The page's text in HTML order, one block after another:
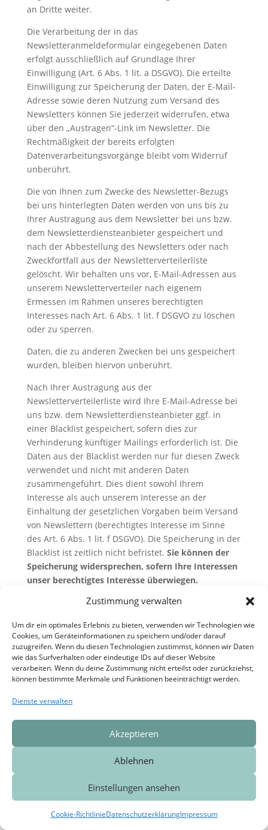
Zustimmung verwalten
Um dir ein optimales Erlebnis zu bieten, verwenden wir Technologien wie
Cookies, um Geräteinformationen zu speichern und/oder darauf
zuzugreifen. Wenn du diesen Technologien zustimmst, können wir Daten
wie das Surfverhalten oder eindeutige IDs auf dieser Website
verarbeiten. Wenn du deine Zustimmung nicht erteilst oder zurückziehst,
können bestimmte Merkmale und Funktionen beeinträchtigt werden.
Dienste verwalten
Akzeptieren
Ablehnen
Einstellungen ansehen
Cookie-RichtlinieDatenschutzerklärungImpressum
an Dritte weiter.
Die Verarbeitung der in das
Newsletteranmeldeformular eingegebenen Daten
erfolgt ausschließlich auf Grundlage Ihrer
Einwilligung (Art. 6 Abs. 1 lit. a DSGVO). Die erteilte
Einwilligung zur Speicherung der Daten, der E-Mail-
Adresse sowie deren Nutzung zum Versand des
Newsletters können Sie jederzeit widerrufen, etwa
über den „Austragen“-Link im Newsletter. Die
Rechtmäßigkeit der bereits erfolgten
Datenverarbeitungsvorgänge bleibt vom Widerruf
unberührt.
Die von Ihnen zum Zwecke des Newsletter-Bezugs
bei uns hinterlegten Daten werden von uns bis zu
Ihrer Austragung aus dem Newsletter bei uns bzw.
dem Newsletterdiensteanbieter gespeichert und
nach der Abbestellung des Newsletters oder nach
Zweckfortfall aus der Newsletterverteilerliste
gelöscht. Wir behalten uns vor, E-Mail-Adressen aus
unserem Newsletterverteiler nach eigenem
Ermessen im Rahmen unseres berechtigten
Interesses nach Art. 6 Abs. 1 lit. f DSGVO zu löschen
oder zu sperren.
Daten, die zu anderen Zwecken bei uns gespeichert
wurden, bleiben hiervon unberührt.
Nach Ihrer Austragung aus der
Newsletterverteilerliste wird Ihre E-Mail-Adresse bei
uns bzw. dem Newsletterdiensteanbieter ggf. in
einer Blacklist gespeichert, sofern dies zur
Verhinderung künftiger Mailings erforderlich ist. Die
Daten aus der Blacklist werden nur für diesen Zweck
verwendet und nicht mit anderen Daten
zusammengeführt. Dies dient sowohl Ihrem
Interesse als auch unserem Interesse an der
Einhaltung der gesetzlichen Vorgaben beim Versand
von Newslettern (berechtigtes Interesse im Sinne
des Art. 6 Abs. 1 lit. f DSGVO). Die Speicherung in der
Blacklist ist zeitlich nicht befristet. Sie können der
Speicherung widersprechen, sofern Ihre Interessen
unser berechtigtes Interesse überwiegen.
6. Plugins und Tools
Adobe Fonts
Diese Website nutzt zur einheitlichen Darstellung
bestimmter Schriftarten Web Fonts von Adobe.
Anbieter ist die Adobe Systems Incorporated, 345
Park Avenue, San Jose, CA 95110-2704, USA (Adobe).
Beim Aufruf dieser Website lädt Ihr Browser die
benötigten Schriftarten direkt von Adobe, um sie
Ihrem Endgerät korrekt anzeigen zu können. Dabei
stellt Ihr Browser eine Verbindung zu den Servern
von Adobe in den USA her. Hierdurch erlangt Adobe
Website aufgerufen wurde. Bei der Bereitstellung
der Schriftarten werden nach Aussage von Adobe
keine Cookies gespeichert.